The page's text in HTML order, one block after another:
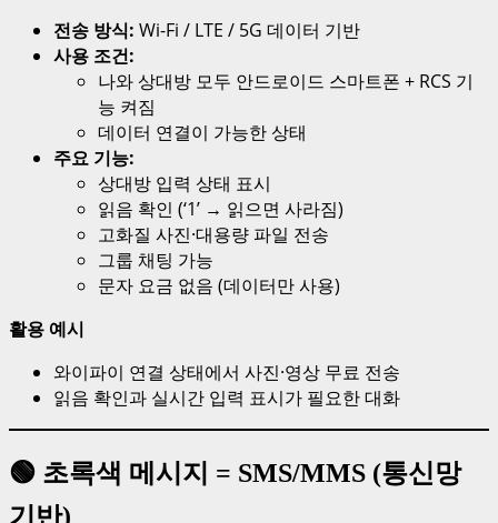
전송 방식: Wi-Fi / LTE / 5G 데이터 기반
사용 조건:
나와 상대방 모두 안드로이드 스마트폰 + RCS 기
능 켜짐
데이터 연결이 가능한 상태
주요 기능:
상대방 입력 상태 표시
읽음 확인 (‘1’ → 읽으면 사라짐)
고화질 사진·대용량 파일 전송
그룹 채팅 가능
문자 요금 없음 (데이터만 사용)
활용 예시
와이파이 연결 상태에서 사진·영상 무료 전송
읽음 확인과 실시간 입력 표시가 필요한 대화
🟢 초록색 메시지 = SMS/MMS (통신망
기반)